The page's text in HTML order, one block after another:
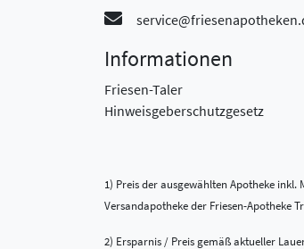
Informationen
Friesen-Taler
Hinweisgeberschutzgesetz
1) Preis der ausgewählten Apotheke inkl.
Versandapotheke der Friesen-Apotheke
2) Ersparnis / Preis gemäß aktueller